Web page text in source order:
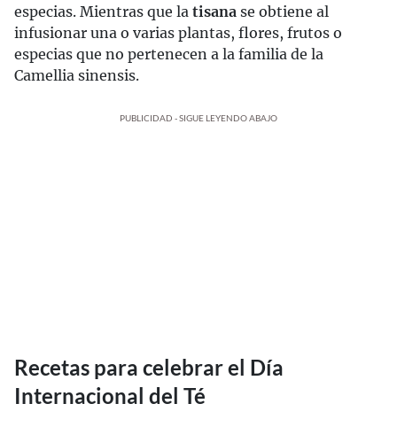
especias. Mientras que la tisana se obtiene al
infusionar una o varias plantas, flores, frutos o
especias que no pertenecen a la familia de la
Camellia sinensis.
PUBLICIDAD - SIGUE LEYENDO ABAJO
Recetas para celebrar el Día
Internacional del Té